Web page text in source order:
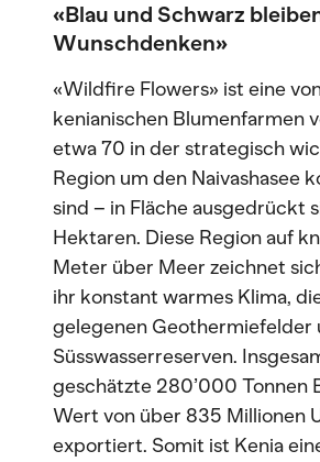
«Blau und Schwarz
Wunschdenken»
«Wildfire Flowers» ist eine
kenianischen Blumenfarmen
etwa 70 in der strategisch
Region um den Naivashasee
sind – in Fläche ausgedrückt
Hektaren. Diese Region auf
Meter über Meer zeichnet
ihr konstant warmes Klima,
gelegenen Geothermiefelder
Süsswasserreserven.
geschätzte 280’000 Tonnen
Wert von über 835 Millionen
exportiert. Somit ist Kenia